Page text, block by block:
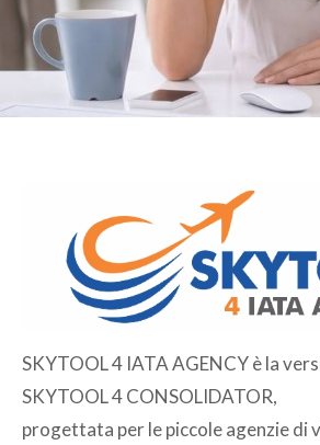
SKYTOOL 4 IATA AGENCY è la
SKYTOOL 4 CONSOLIDATOR,
progettata per le piccole agenzie di